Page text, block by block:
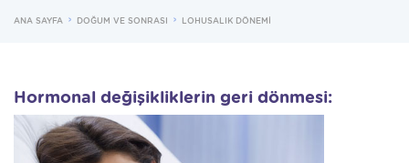
ANA SAYFA DOĞUM VE SONRASI LOHUSALIK DÖNEMİ
Hormonal değişikliklerin geri dönmesi: